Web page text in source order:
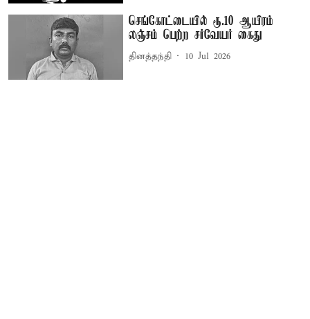
செங்கோட்டையில் ரூ.10 ஆயிரம்
லஞ்சம் பெற்ற சர்வேயர் கைது
தினத்தந்தி 10 Jul 2026